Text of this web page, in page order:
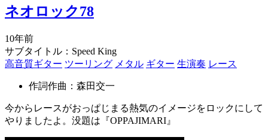
ネオロック78
10年前
サブタイトル：Speed King
高音質ギター ツーリング メタル ギター 生演奏 レース
作詞作曲：森田交一
今からレースがおっぱじまる熱気のイメージをロックにして
やりましたよ。没題は『OPPAJIMARI』